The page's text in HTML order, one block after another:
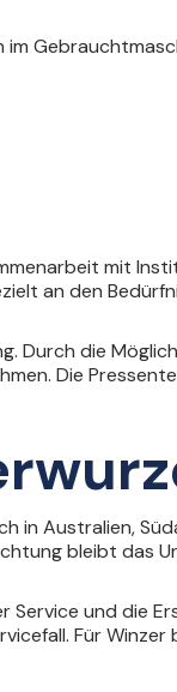
mit
an den
Durch die
Die
in Australien,
bleibt das
Service und die
Für Winzer